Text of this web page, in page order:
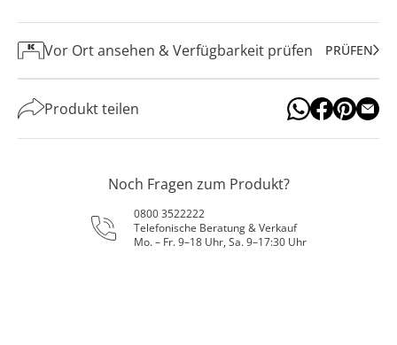
Vor Ort ansehen & Verfügbarkeit prüfen PRÜFEN
Produkt teilen
Noch Fragen zum Produkt?
0800 3522222
Telefonische Beratung & Verkauf
Mo. – Fr. 9–18 Uhr, Sa. 9–17:30 Uhr